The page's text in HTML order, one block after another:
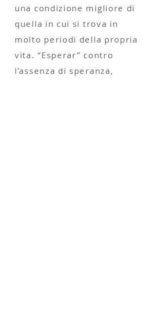
una condizione migliore di
quella in cui si trova in
molto periodi della propria
vita. “Esperar” contro
l’assenza di speranza,